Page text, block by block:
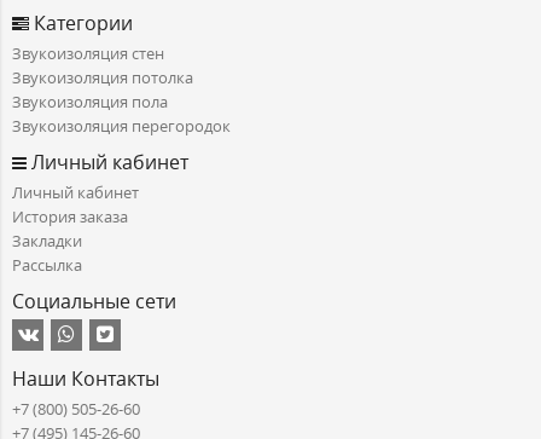
Категории
Звукоизоляция стен
Звукоизоляция потолка
Звукоизоляция пола
Звукоизоляция перегородок
Личный кабинет
Личный кабинет
История заказа
Закладки
Рассылка
Социальные сети
Наши Контакты
+7 (800) 505-26-60
+7 (495) 145-26-60